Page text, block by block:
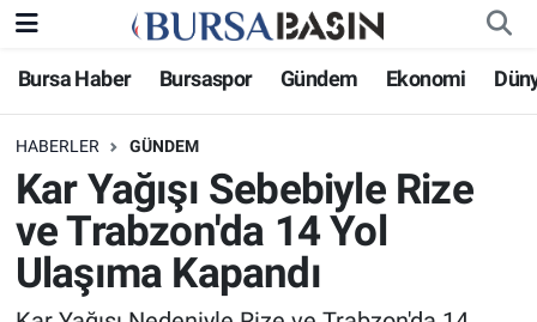
Bursa Haber Bursaspor Gündem Ekonomi
HABERLER GÜNDEM
Kar Yağışı Sebebiyle Rize
ve Trabzon'da 14 Yol
Ulaşıma Kapandı
Bursa Haber
Genel
Politika
Bilim, Teknoloji
Bursa Nöbetçi Eczaneler
Bursa Hava Durumu
Bursa Namaz Vakitleri
Bursa Trafik Yoğunluk Haritası